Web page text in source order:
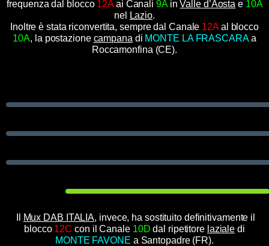
frequenza dal blocco 12Aai Canali 9AinValle d’Aosta e 10A
nel
Lazio.
Inoltre è stata riconvertita, sempre dal Canale 12Aal blocco
10A, la postazione campana di MONTE LA FRASCARAa
Roccamonfina (CE).
Mux DAB ITALIA, invece, ha sostituito definitivamente il
blocco 12C con il Canale 10D dal ripetitore laziale di
MONTE FAVONE a Santopadre (FR).